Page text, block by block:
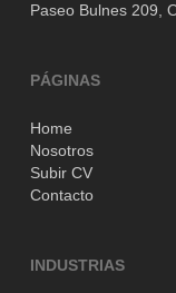
Paseo Bulnes 209,
PÁGINAS
Home
Nosotros
Subir CV
Contacto
INDUSTRIAS